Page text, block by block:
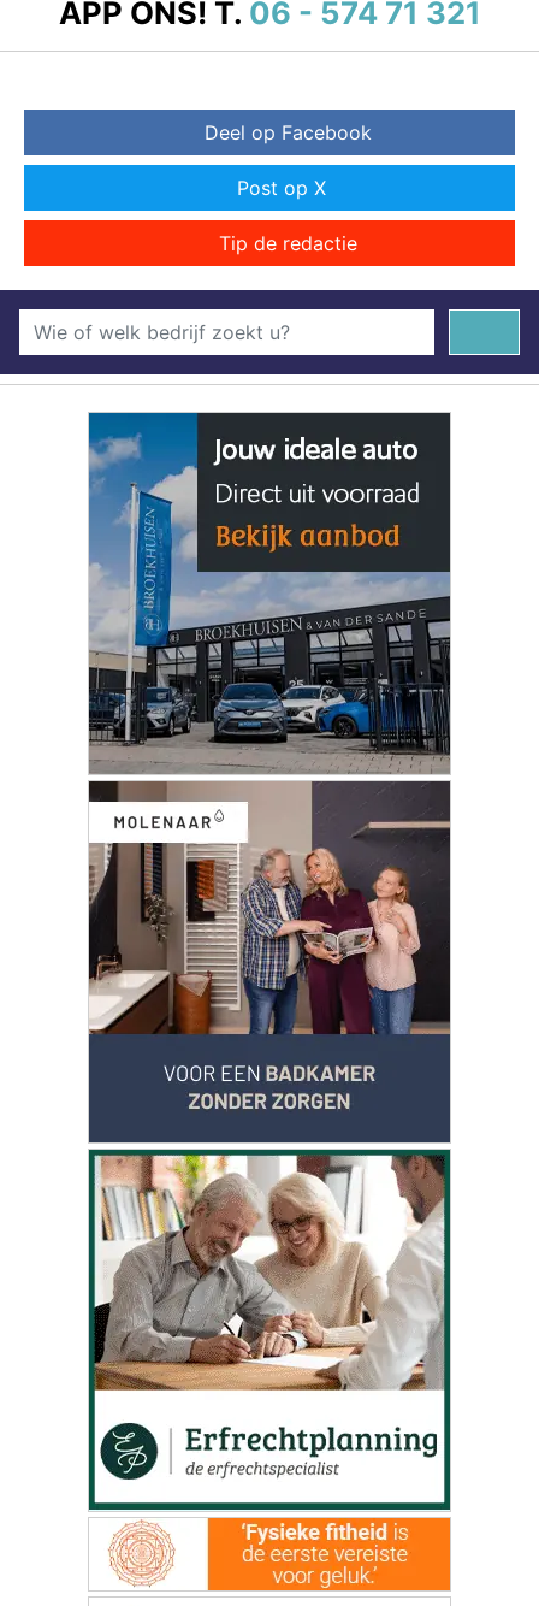
APP ONS! T. 06 - 574 71 321
Deel op Facebook
Post op X
Tip de redactie